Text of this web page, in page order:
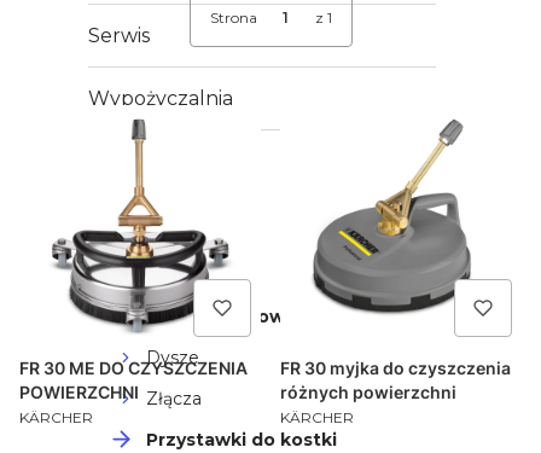
Serwis
Wypożyczalnia
Dom & Ogród
Profesjonalne
Urządzenia
wysokociśnieniowe
Dysze
Złącza
Przystawki do kostki
Strona z 1
FR 30 ME DO CZYSZCZENIA
POWIERZCHNI
PRODUCENT
KÄRCHER
FR 30 myjka do czyszczenia
różnych powierzchni
PRODUCENT
KÄRCHER